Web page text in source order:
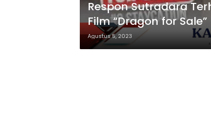
Respon Sutradara
Film “Dragon for Sale”
Agustus 5, 2023